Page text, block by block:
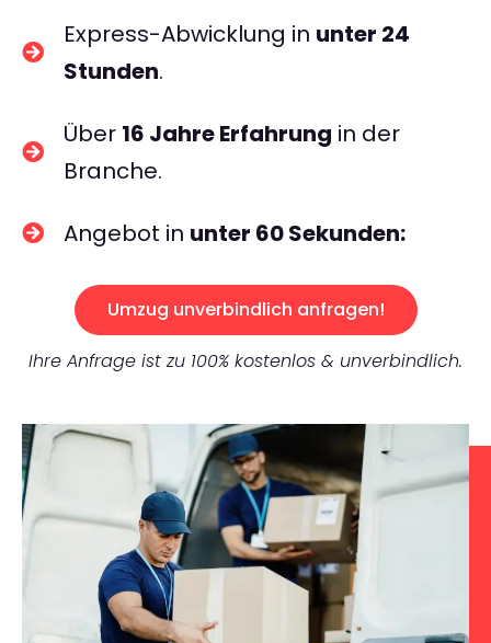
Express-Abwicklung in unter 24
Stunden.
Über 16 Jahre Erfahrung in der
Branche.
Angebot in unter 60 Sekunden:
Umzug unverbindlich anfragen!
Ihre Anfrage ist zu 100% kostenlos & unverbindlich.